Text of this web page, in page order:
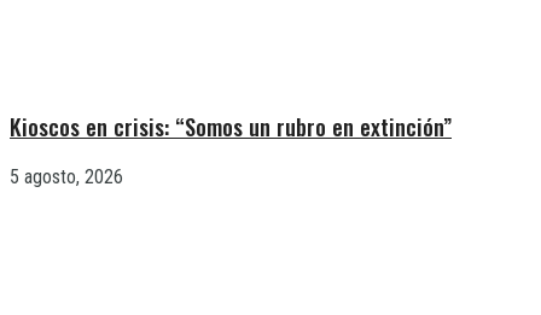
Kioscos en crisis: “Somos un rubro en extinción”
5 agosto, 2026